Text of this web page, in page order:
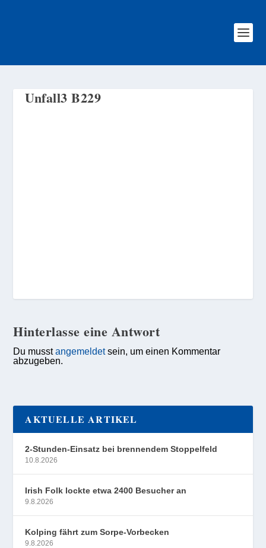
Unfall3 B229
Hinterlasse eine Antwort
Du musstangemeldetsein, um einen Kommentar
abzugeben.
AKTUELLE ARTIKEL
2-Stunden-Einsatz bei brennendem Stoppelfeld
10.8.2026
Irish Folk lockte etwa 2400 Besucher an
9.8.2026
Kolping fährt zum Sorpe-Vorbecken
9.8.2026